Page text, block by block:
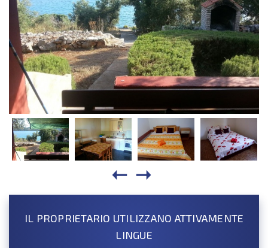
IL PROPRIETARIO UTILIZZANO ATTIVAMENTE
LINGUE